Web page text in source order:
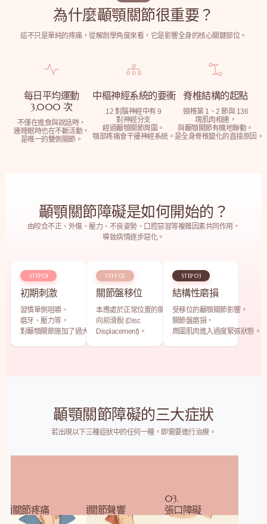
為什麼顳顎關節很重要？
這不只是單純的疼痛，從解剖學角度來看，它是影響全身的核心關鍵部位。
每日平均運動
3,000 次
不僅在進食與說話時，
連睡眠時也在不斷活動，
是唯一的雙側關節。
中樞神經系統的要衝
12 對腦神經中有 9
對神經分支
經過顳顎關節周圍。
顎部疼痛會干擾神經系統。
脊椎結構的起點
頸椎第 1、2 節與 136
塊肌肉相連，
與顳顎關節有機地聯動。
是全身脊椎變化的直接原因。
顳顎關節障礙是如何開始的？
由咬合不正、外傷、壓力、不良姿勢、口腔惡習等複雜因素共同作用，
導致病情逐步惡化。
STEP 01
初期刺激
習慣單側咀嚼、
磨牙、壓力等，
對顳顎關節施加了過大的壓力。
STEP 02
關節盤移位
本應處於正常位置的關節盤
向前滑脫 (Disc
Displacement)。
STEP 03
結構性磨損
受移位的顳顎關節影響，
關節盤磨損，
周圍肌肉進入過度緊張狀態。
顳顎關節障礙的三大症狀
若出現以下三種症狀中的任何一種，即需要進行治療。
顎關節疼痛
顳顎關節聲響
03.
張口障礙